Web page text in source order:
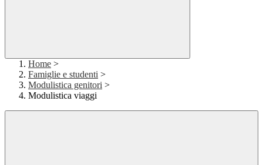
Home >
Famiglie e studenti >
Modulistica genitori >
Modulistica viaggi